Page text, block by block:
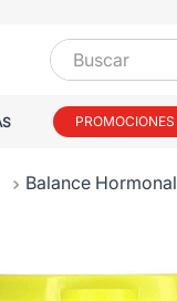
Buscar
PROMOCIONES
Balance Hormonal